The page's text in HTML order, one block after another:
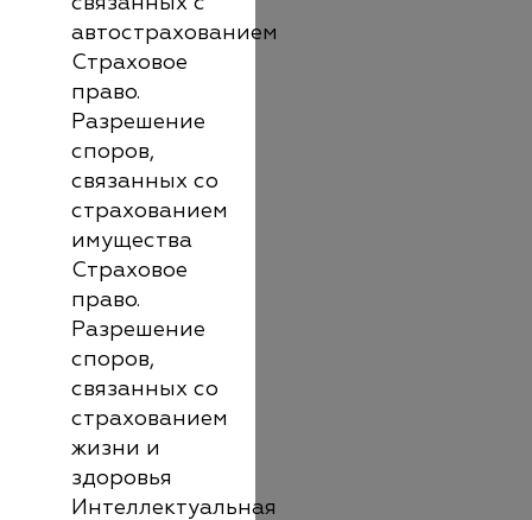
автострахованием
Страховое
право.
Разрешение
споров,
связанных со
страхованием
имущества
Страховое
право.
Разрешение
споров,
связанных со
страхованием
жизни и
здоровья
Интеллектуальная